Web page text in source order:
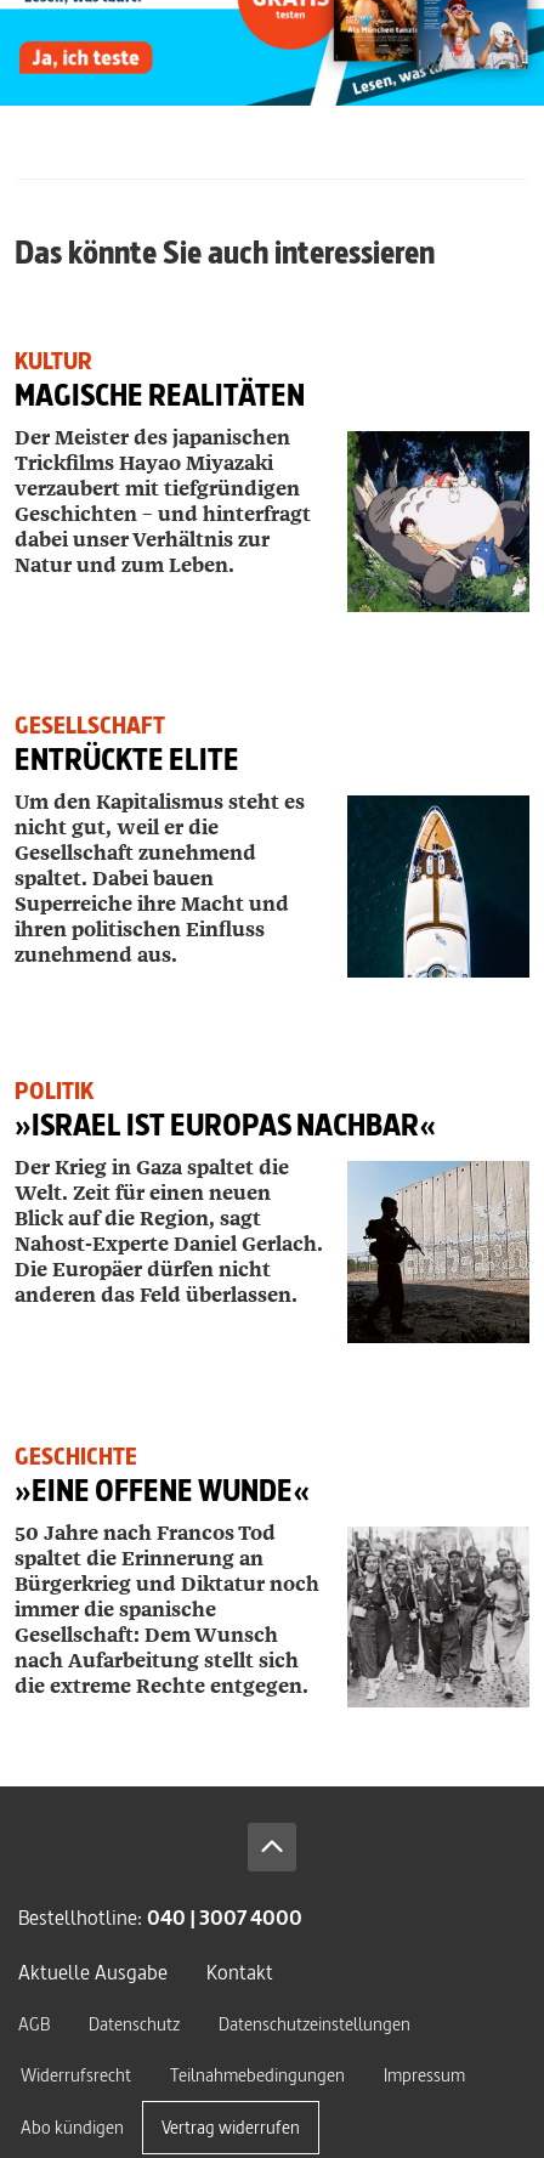
Das könnte Sie auch interessieren
KULTUR
MAGISCHE REALITÄTEN
Der Meister des japanischen
Trickfilms Hayao Miyazaki
verzaubert mit tiefgründigen
Geschichten – und hinterfragt
dabei unser Verhältnis zur
Natur und zum Leben.
GESELLSCHAFT
ENTRÜCKTE ELITE
Um den Kapitalismus steht es
nicht gut, weil er die
Gesellschaft zunehmend
spaltet. Dabei bauen
Superreiche ihre Macht und
ihren politischen Einfluss
zunehmend aus.
POLITIK
»ISRAEL IST EUROPAS NACHBAR«
Der Krieg in Gaza spaltet die
Welt. Zeit für einen neuen
Blick auf die Region, sagt
Nahost-Experte ­Daniel ­Gerlach.
Die Europäer dürfen nicht
anderen das Feld überlassen.
GESCHICHTE
»EINE OFFENE WUNDE«
50 Jahre nach Francos Tod
spaltet die Erinnerung an
Bürgerkrieg und Diktatur noch
immer die spanische
Gesellschaft: Dem Wunsch
nach Aufarbeitung stellt sich
die extreme Rechte entgegen.
Bestellhotline: 040 | 3007 4000
Aktuelle Ausgabe
Kontakt
AGB Datenschutz
Datenschutzeinstellungen
Widerrufsrecht
Teilnahmebedingungen Impressum
Abo kündigen Vertrag widerrufen